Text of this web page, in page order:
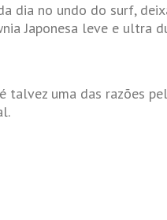
dia no undo do surf,
Japonesa leve e ultra
uma das razões